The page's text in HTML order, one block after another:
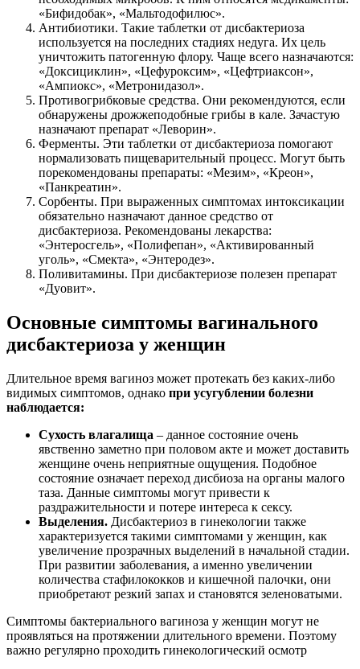
«Бифидобак», «Мальтодофилюс».
Антибиотики. Такие таблетки от дисбактериоза
используется на последних стадиях недуга. Их цель
уничтожить патогенную флору. Чаще всего назначаются:
«Доксициклин», «Цефуроксим», «Цефтриаксон»,
«Ампиокс», «Метронидазол».
Противогрибковые средства. Они рекомендуются, если
обнаружены дрожжеподобные грибы в кале. Зачастую
назначают препарат «Леворин».
Ферменты. Эти таблетки от дисбактериоза помогают
нормализовать пищеварительный процесс. Могут быть
порекомендованы препараты: «Мезим», «Креон»,
«Панкреатин».
Сорбенты. При выраженных симптомах интоксикации
обязательно назначают данное средство от
дисбактериоза. Рекомендованы лекарства:
«Энтеросгель», «Полифепан», «Активированный
уголь», «Смекта», «Энтеродез».
Поливитамины. При дисбактериозе полезен препарат
«Дуовит».
Основные симптомы вагинального
дисбактериоза у женщин
Длительное время вагиноз может протекать без каких-либо
видимых симптомов, однако при усугублении болезни
наблюдается:
Сухость влагалища – данное состояние очень
явственно заметно при половом акте и может доставить
женщине очень неприятные ощущения. Подобное
состояние означает переход дисбиоза на органы малого
таза. Данные симптомы могут привести к
раздражительности и потере интереса к сексу.
Выделения. Дисбактериоз в гинекологии также
характеризуется такими симптомами у женщин, как
увеличение прозрачных выделений в начальной стадии.
При развитии заболевания, а именно увеличении
количества стафилококков и кишечной палочки, они
приобретают резкий запах и становятся зеленоватыми.
Симптомы бактериального вагиноза у женщин могут не
проявляться на протяжении длительного времени. Поэтому
важно регулярно проходить гинекологический осмотр